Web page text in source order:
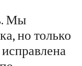
Мы
но только